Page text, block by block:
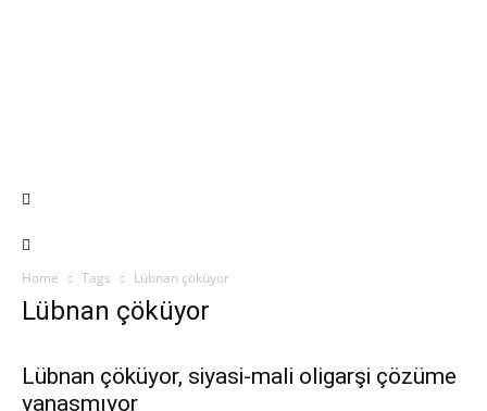
Home Tags Lübnan çöküyor
Lübnan çöküyor
Lübnan çöküyor, siyasi-mali oligarşi çözüme
yanaşmıyor